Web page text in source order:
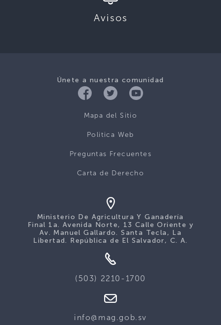
Avisos
Únete a nuestra comunidad
Mapa del Sitio
Politica Web
Preguntas Frecuentes
Carta de Derecho
Ministerio De Agricultura Y Ganadería
Final 1a. Avenida Norte, 13 Calle Oriente y
Av. Manuel Gallardo. Santa Tecla, La
Libertad. República de El Salvador, C. A.
(503) 2210-1700
info@mag.gob.sv